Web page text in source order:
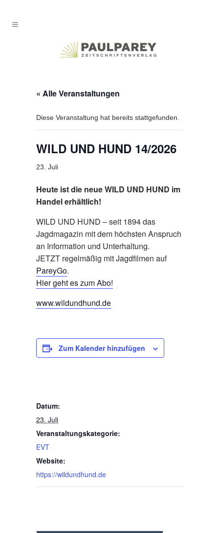
« Alle Veranstaltungen
Diese Veranstaltung hat bereits stattgefunden.
WILD UND HUND 14/2026
23. Juli
Heute ist die neue WILD UND HUND im
Handel erhältlich!
WILD UND HUND – seit 1894 das
Jagdmagazin mit dem höchsten Anspruch
an Information und Unterhaltung.
JETZT regelmäßig mit Jagdfilmen auf
PareyGo.
Hier geht es zum Abo!
www.wildundhund.de
Zum Kalender hinzufügen
Datum:
23. Juli
Veranstaltungskategorie:
EVT
Website:
https://wildundhund.de